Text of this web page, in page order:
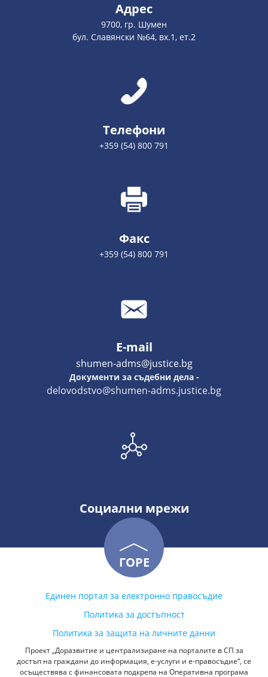
Адрес
9700, гр. Шумен
бул. Славянски №64, вх.1, ет.2
Телефони
+359 (54) 800 791
Факс
+359 (54) 800 791
E-mail
shumen-adms@justice.bg
Документи за съдебни дела -
delovodstvo@shumen-adms.justice.bg
Социални мрежи
ГОРЕ
Единен портал за електронно правосъдие
Политика за достъпност
Политика за защита на личните данни
Проект „Доразвитие и централизиране на порталите в СП за
достъп на граждани до информация, е-услуги и е-правосъдие“, се
осъществява с финансовата подкрепа на Оперативна програма